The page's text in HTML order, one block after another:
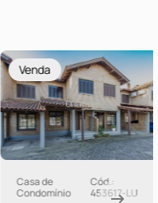
Venda
Casa de
Condomínio
Cód.:
453617-LU